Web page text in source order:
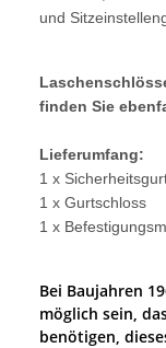
und
finden Sie
Lieferumfang:
1 x
1 x Gurtschloss
1 x
Bei Baujahren
möglich sein,
benötigen,